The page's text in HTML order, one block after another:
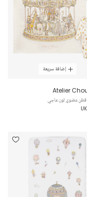
إضافة سريعة
Atelier
قطن عضوي لون عاجي